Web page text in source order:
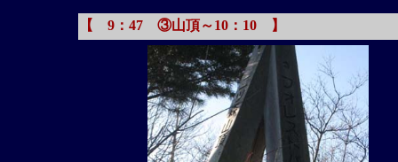
【 9：47 ③山頂～10：10 】